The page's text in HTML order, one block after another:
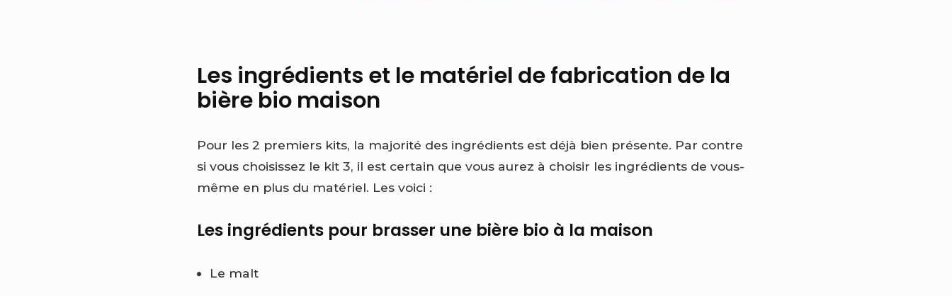
Les ingrédients et le matériel de fabrication de la
bière bio maison
Pour les 2 premiers kits, la majorité des ingrédients est déjà bien présente. Par contre
si vous choisissez le kit 3, il est certain que vous aurez à choisir les ingrédients de vous-
même en plus du matériel. Les voici :
Les ingrédients pour brasser une bière bio à la maison
Le malt